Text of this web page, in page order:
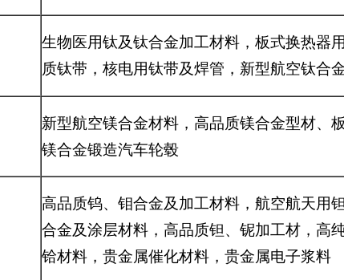
生物医用钛及钛合金加工材料，板式换热器
质钛带，核电用钛带及焊管，新型航空钛合
新型航空镁合金材料，高品质镁合金型材、板
镁合金锻造汽车轮毂
高品质钨、钼合金及加工材料，航空航天用
合金及涂层材料，高品质钽、铌加工材，高纯
铪材料，贵金属催化材料，贵金属电子浆料